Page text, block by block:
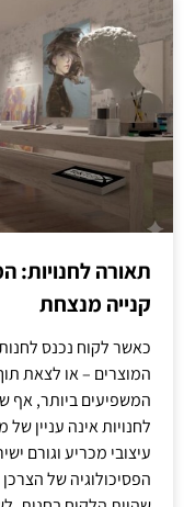
תאורה לחנויות:
קנייה מנצחת
כאשר לקוח נכנס
המוצרים – או לצאת
המשפיעים ביותר, אף
לחנויות אינה עניין
עיצובי מכריע וגורם
הפסיכולוגיה של